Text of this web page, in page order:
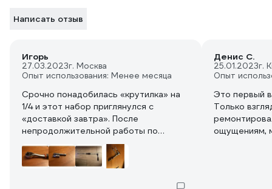
Написать отзыв
Игорь
27.03.2023г. Москва
Опыт использования: Менее месяца
Срочно понадобилась «крутилка» на
1/4 и этот набор приглянулся с
«доставкой завтра». После
непродолжительной работы по
сборке навеса и ворот,
присоединяюсь к большинству
положительных комментариев.
Денис С.
25.01.2023г.
Опыт
Это первый
Только
ремонтировалось. В
ощущениям,